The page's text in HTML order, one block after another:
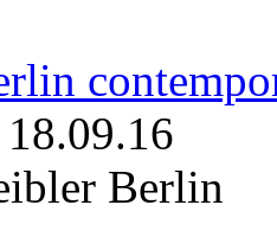
18.09.16
Berlin